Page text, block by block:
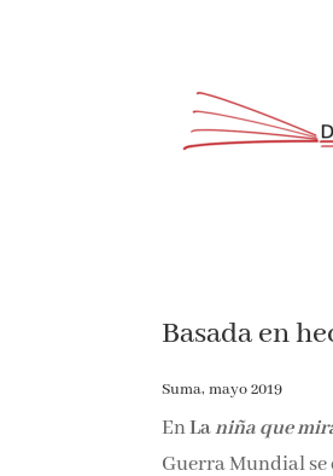
Basada en
Suma, mayo 2019
EnLaniña que
Guerra Mundial